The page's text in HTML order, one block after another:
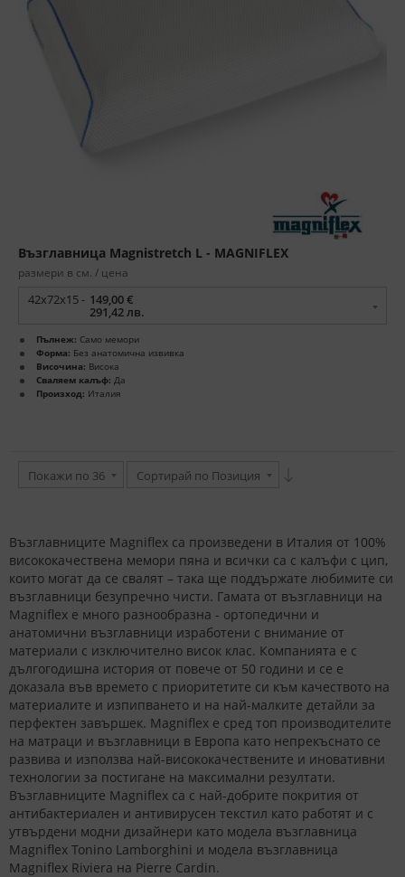
Възглавница Magnistretch L - MAGNIFLEX
размери в см. / цена
42x72x15 - 149,00 €
291,42 лв.
Пълнеж: Само мемори
Форма: Без анатомична извивка
Височина: Висока
Сваляем калъф: Да
Произход: Италия
Покажи по 36 Сортирай по Позиция
Възглавниците Magniflex са произведени в Италия от 100%
висококачествена мемори пяна и всички са с калъфи с цип,
които могат да се свалят – така ще поддържате любимите си
възглавници безупречно чисти. Гамата от възглавници на
Magniflex е много разнообразна - ортопедични и
анатомични възглавници изработени с внимание от
материали с изключително висок клас. Компанията е с
дългогодишна история от повече от 50 години и се е
доказала във времето с приоритетите си към качеството на
материалите и изпипването и на най-малките детайли за
перфектен завършек. Magniflex е сред топ производителите
на матраци и възглавници в Европа като непрекъснато се
развива и използва най-висококачествените и иновативни
технологии за постигане на максимални резултати.
Възглавниците Magniflex са с най-добрите покрития от
антибактериален и антивирусен текстил като работят и с
утвърдени модни дизайнери като модела възглавница
Magniflex Tonino Lamborghini и модела възглавница
Magniflex Riviera на Pierre Cardin.